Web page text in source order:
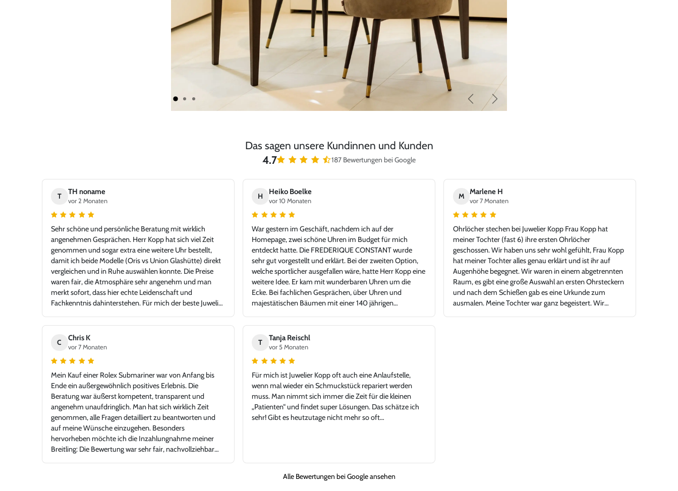
Zurück Weiter
Das sagen unsere Kundinnen und Kunden
4.7 187 Bewertungen bei Google
T
TH noname
vor 2 Monaten
Sehr schöne und persönliche Beratung mit wirklich
angenehmen Gesprächen. Herr Kopp hat sich viel Zeit
genommen und sogar extra eine weitere Uhr bestellt,
damit ich beide Modelle (Oris vs Union Glashütte) direkt
vergleichen und in Ruhe auswählen konnte. Die Preise
waren fair, die Atmosphäre sehr angenehm und man
merkt sofort, dass hier echte Leidenschaft und
Fachkenntnis dahinterstehen. Für mich der beste Juwelier
in jeder Großstadt bestehen könnte. Ich bin sehr froh,
Juwelier Kopp gefunden zu haben, und werde definitiv
wiederkommen. Klare Empfehlung!
H
Heiko Boelke
vor 10 Monaten
War gestern im Geschäft, nachdem ich auf der
Homepage, zwei schöne Uhren im Budget für mich
entdeckt hatte. Die FREDERIQUE CONSTANT wurde
sehr gut vorgestellt und erklärt. Bei der zweiten Option,
welche sportlicher ausgefallen wäre, hatte Herr Kopp eine
weitere Idee. Er kam mit wunderbaren Uhren um die
Ecke. Bei fachlichen Gesprächen, über Uhren und
majestätischen Bäumen mit einer 140 jährigen
Tolle Idee - glücklicher Kunde, Danke!
M
Marlene H
vor 7 Monaten
Ohrlöcher stechen bei Juwelier Kopp Frau Kopp hat
meiner Tochter (fast 6) ihre ersten Ohrlöcher
geschossen. Wir haben uns sehr wohl gefühlt, Frau Kopp
hat meiner Tochter alles genau erklärt und ist ihr auf
Augenhöhe begegnet. Wir waren in einem abgetrennten
Raum, es gibt eine große Auswahl an ersten Ohrsteckern
und nach dem Schießen gab es eine Urkunde zum
ausmalen. Meine Tochter war ganz begeistert. Wir
C
Chris K
vor 7 Monaten
Mein Kauf einer Rolex Submariner war von Anfang bis
Ende ein außergewöhnlich positives Erlebnis. Die
Beratung war äußerst kompetent, transparent und
angenehm unaufdringlich. Man hat sich wirklich Zeit
genommen, alle Fragen detailliert zu beantworten und
auf meine Wünsche einzugehen. Besonders
hervorheben möchte ich die Inzahlungnahme meiner
Breitling: Die Bewertung war sehr fair, nachvollziehbar
T
Tanja Reischl
vor 5 Monaten
Für mich ist Juwelier Kopp oft auch eine Anlaufstelle,
wenn mal wieder ein Schmuckstück repariert werden
muss. Man nimmt sich immer die Zeit für die kleinen
„Patienten“ und findet super Lösungen. Das schätze ich
sehr! Gibt es heutzutage nicht mehr so oft…
Alle Bewertungen bei Google ansehen